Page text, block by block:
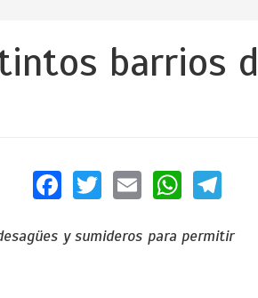
barrios
Facebook
Twitter
Email
y sumideros para permitir